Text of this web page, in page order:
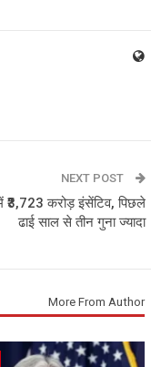
NEXT POST
में ₹3,723 करोड़ इंसेंटिव, पिछले
ढाई साल से तीन गुना ज्यादा
More From Author